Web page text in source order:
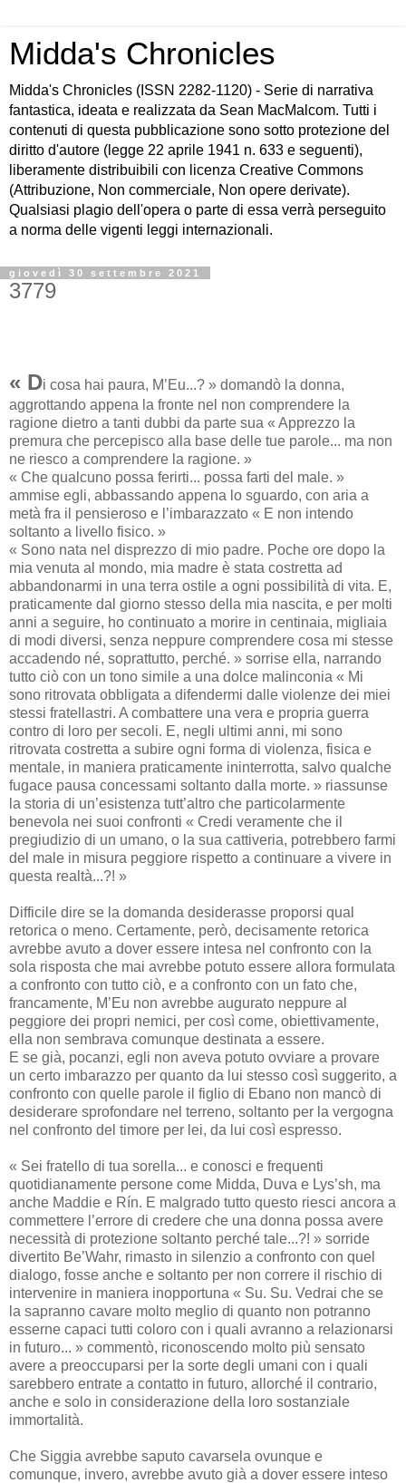
Midda's Chronicles
Midda's Chronicles (ISSN 2282-1120) - Serie di narrativa
fantastica, ideata e realizzata da Sean MacMalcom. Tutti i
contenuti di questa pubblicazione sono sotto protezione del
diritto d'autore (legge 22 aprile 1941 n. 633 e seguenti),
liberamente distribuibili con licenza Creative Commons
(Attribuzione, Non commerciale, Non opere derivate).
Qualsiasi plagio dell'opera o parte di essa verrà perseguito
a norma delle vigenti leggi internazionali.
giovedì 30 settembre 2021
3779
« Di cosa hai paura, M’Eu...? » domandò la donna,
aggrottando appena la fronte nel non comprendere la
ragione dietro a tanti dubbi da parte sua « Apprezzo la
premura che percepisco alla base delle tue parole... ma non
ne riesco a comprendere la ragione. »
« Che qualcuno possa ferirti... possa farti del male. »
ammise egli, abbassando appena lo sguardo, con aria a
metà fra il pensieroso e l’imbarazzato « E non intendo
soltanto a livello fisico. »
« Sono nata nel disprezzo di mio padre. Poche ore dopo la
mia venuta al mondo, mia madre è stata costretta ad
abbandonarmi in una terra ostile a ogni possibilità di vita. E,
praticamente dal giorno stesso della mia nascita, e per molti
anni a seguire, ho continuato a morire in centinaia, migliaia
di modi diversi, senza neppure comprendere cosa mi stesse
accadendo né, soprattutto, perché. » sorrise ella, narrando
tutto ciò con un tono simile a una dolce malinconia « Mi
sono ritrovata obbligata a difendermi dalle violenze dei miei
stessi fratellastri. A combattere una vera e propria guerra
contro di loro per secoli. E, negli ultimi anni, mi sono
ritrovata costretta a subire ogni forma di violenza, fisica e
mentale, in maniera praticamente ininterrotta, salvo qualche
fugace pausa concessami soltanto dalla morte. » riassunse
la storia di un’esistenza tutt’altro che particolarmente
benevola nei suoi confronti « Credi veramente che il
pregiudizio di un umano, o la sua cattiveria, potrebbero farmi
del male in misura peggiore rispetto a continuare a vivere in
questa realtà...?! »
Difficile dire se la domanda desiderasse proporsi qual
retorica o meno. Certamente, però, decisamente retorica
avrebbe avuto a dover essere intesa nel confronto con la
sola risposta che mai avrebbe potuto essere allora formulata
a confronto con tutto ciò, e a confronto con un fato che,
francamente, M’Eu non avrebbe augurato neppure al
peggiore dei propri nemici, per così come, obiettivamente,
ella non sembrava comunque destinata a essere.
E se già, pocanzi, egli non aveva potuto ovviare a provare
un certo imbarazzo per quanto da lui stesso così suggerito, a
confronto con quelle parole il figlio di Ebano non mancò di
desiderare sprofondare nel terreno, soltanto per la vergogna
nel confronto del timore per lei, da lui così espresso.
« Sei fratello di tua sorella... e conosci e frequenti
quotidianamente persone come Midda, Duva e Lys’sh, ma
anche Maddie e Rín. E malgrado tutto questo riesci ancora a
commettere l’errore di credere che una donna possa avere
necessità di protezione soltanto perché tale...?! » sorride
divertito Be’Wahr, rimasto in silenzio a confronto con quel
dialogo, fosse anche e soltanto per non correre il rischio di
intervenire in maniera inopportuna « Su. Su. Vedrai che se
la sapranno cavare molto meglio di quanto non potranno
esserne capaci tutti coloro con i quali avranno a relazionarsi
in futuro... » commentò, riconoscendo molto più sensato
avere a preoccuparsi per la sorte degli umani con i quali
sarebbero entrate a contatto in futuro, allorché il contrario,
anche e solo in considerazione della loro sostanziale
immortalità.
Che Siggia avrebbe saputo cavarsela ovunque e
comunque, invero, avrebbe avuto già a dover essere inteso